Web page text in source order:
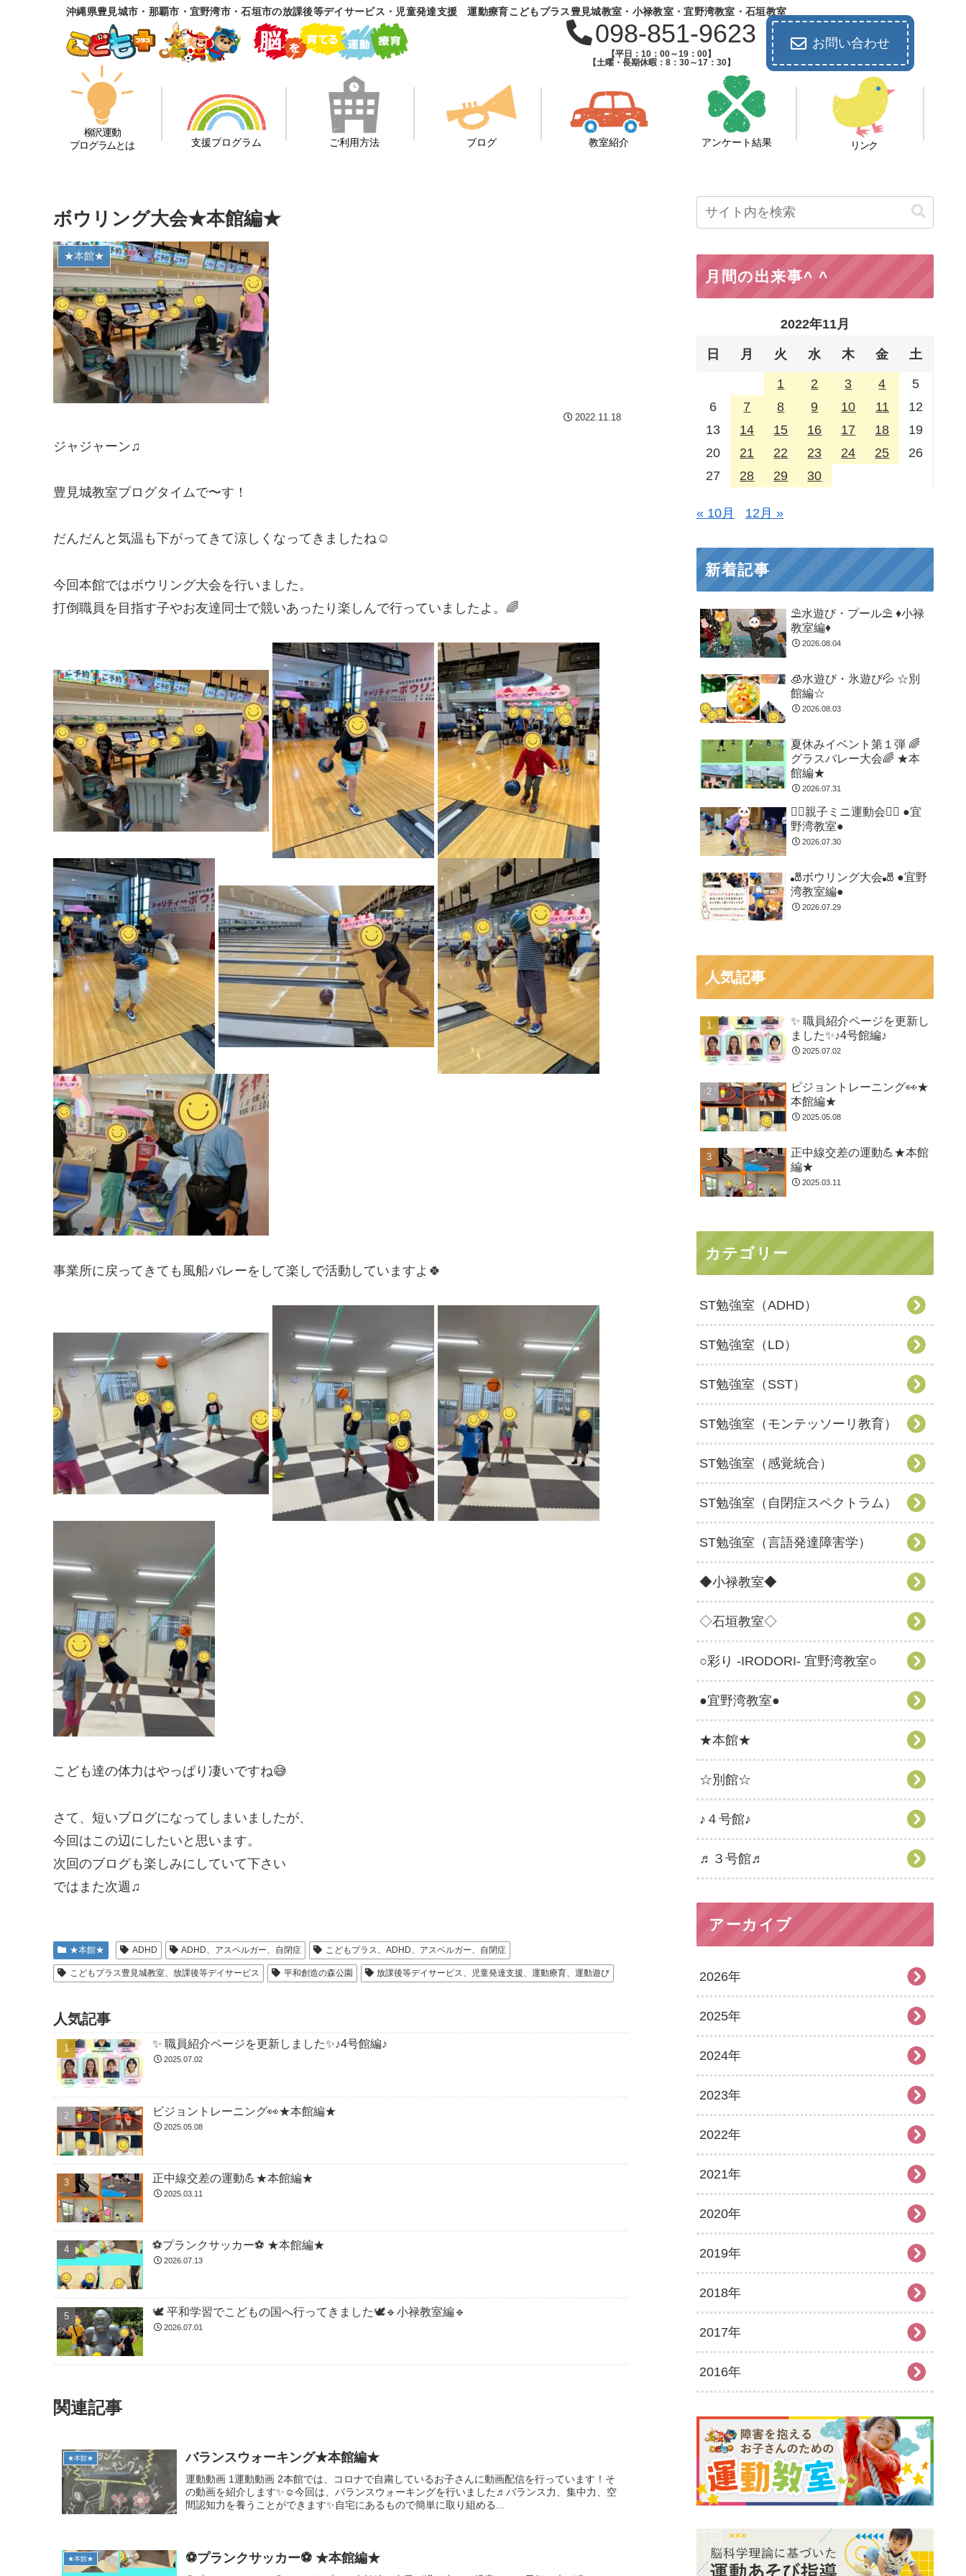
沖縄県豊見城市・那覇市・宜野湾市・石垣市の放課後等デイサービス・児童発達支援 運動療育こどもプラス豊見城教室・小禄教室・宜野湾教室・石垣教室
098-851-9623
【平日：10：00～19：00】
【土曜・長期休暇：8：30～17：30】
お問い合わせ
柳沢運動
プログラムとは
支援プログラム ご利用方法 ブログ 教室紹介 アンケート結果 リンク
ボウリング大会★本館編★
★本館★
2022.11.18
ジャジャーン♫
豊見城教室ブログタイムで〜す！
だんだんと気温も下がってきて涼しくなってきましたね☺️
今回本館ではボウリング大会を行いました。
打倒職員を目指す子やお友達同士で競いあったり楽しんで行っていましたよ。🌈
事業所に戻ってきても風船バレーをして楽しで活動していますよ🍀
こども達の体力はやっぱり凄いですね😅
さて、短いブログになってしまいましたが、
今回はこの辺にしたいと思います。
次回のブログも楽しみにしていて下さい
ではまた次週♫
★本館★ ADHD ADHD、アスペルガー、自閉症 こどもプラス、ADHD、アスペルガー、自閉症
こどもプラス豊見城教室、放課後等デイサービス 平和創造の森公園 放課後等デイサービス、児童発達支援、運動療育、運動遊び
人気記事
✨ 職員紹介ページを更新しました✨♪4号館編♪
2025.07.02
ビジョントレーニング👀★本館編★
2025.05.08
正中線交差の運動💪★本館編★
2025.03.11
⚽️プランクサッカー⚽️ ★本館編★
2026.07.13
🕊️ 平和学習でこどもの国へ行ってきました🕊️🔹小禄教室編🔹
2026.07.01
関連記事
★本館★ バランスウォーキング★本館編★
運動動画 1運動動画 2本館では、コロナで自粛しているお子さんに動画配信を行っています！そ
の動画を紹介します✨☺️今回は、バランスウォーキングを行いました♬バランス力、集中力、空
間認知力を養うことができます✨自宅にあるもので簡単に取り組める...
★本館★ ⚽️プランクサッカー⚽️ ★本館編★
月間の出来事^ ^
2022年11月
日 月 火 水 木 金 土
1 2 3 4
5
6
7 8 9 10 11
12
13
14 15 16 17 18
19
20
21 22 23 24 25
26
27
28 29 30
« 10月 12月 »
新着記事
⛱️水遊び・プール⛱️ ♦小禄
教室編♦
2026.08.04
🧊水遊び・氷遊び💦 ☆別
館編☆
2026.08.03
夏休みイベント第１弾 🌈
グラスバレー大会🌈 ★本
館編★
2026.07.31
🏃‍♂️親子ミニ運動会🏃‍♂️ ●宜
野湾教室●
2026.07.30
🎳ボウリング大会🎳 ●宜野
湾教室編●
2026.07.29
人気記事
✨ 職員紹介ページを更新し
ました✨♪4号館編♪
2025.07.02
ビジョントレーニング👀★
本館編★
2025.05.08
正中線交差の運動💪★本館
編★
2025.03.11
カテゴリー
ST勉強室（ADHD）
ST勉強室（LD）
ST勉強室（SST）
ST勉強室（モンテッソーリ教育）
ST勉強室（感覚統合）
ST勉強室（自閉症スペクトラム）
ST勉強室（言語発達障害学）
◆小禄教室◆
◇石垣教室◇
○彩り -IRODORI- 宜野湾教室○
●宜野湾教室●
★本館★
☆別館☆
♪４号館♪
♬３号館♬
アーカイブ
2026年
2026年8月
2026年7月
2026年6月
2026年5月
2026年4月
2026年3月
2026年2月
2026年1月
2025年
2025年12月
2025年11月
2025年10月
2025年9月
2025年8月
2025年7月
2025年6月
2025年5月
2025年4月
2025年2月
2025年1月
2024年
2024年12月
2024年11月
2024年10月
2024年9月
2024年8月
2024年7月
2024年6月
2024年5月
2024年3月
2024年2月
2024年1月
2023年
2023年12月
2023年11月
2023年10月
2023年9月
2023年8月
2023年7月
2023年6月
2023年4月
2023年3月
2023年2月
2023年1月
2022年
2022年12月
2022年11月
2022年10月
2022年9月
2022年8月
2022年7月
2022年5月
2022年4月
2022年3月
2022年2月
2021年
2021年12月
2021年11月
2021年10月
2021年9月
2021年8月
2021年6月
2021年5月
2021年4月
2021年3月
2020年
2020年12月
2020年11月
2020年10月
2020年9月
2020年7月
2020年6月
2020年5月
2020年4月
2019年
2019年12月
2019年11月
2019年10月
2019年8月
2019年7月
2019年6月
2019年5月
2018年
2018年12月
2018年11月
2018年9月
2018年7月
2018年6月
2018年5月
2017年
2017年12月
2017年10月
2017年9月
2017年8月
2017年7月
2016年
2016年11月
2016年10月
2016年9月
2016年8月